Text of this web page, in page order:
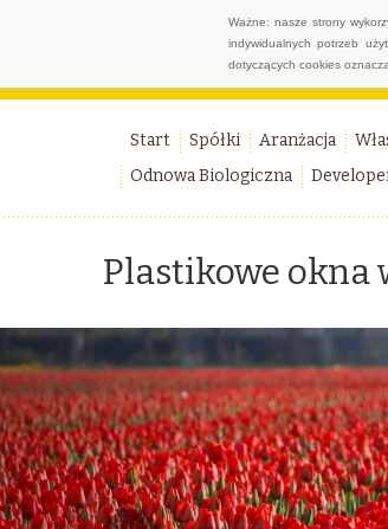
Ważne: nasze strony
indywidualnych potrzeb
dotyczących cookies
Start Spółki Aranżacja
Odnowa Biologiczna
Plastikowe okna